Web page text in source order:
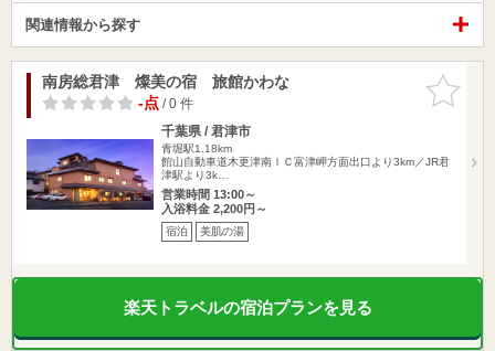
関連情報から探す
お気に入
りに追加
南房総君津 燦美の宿 旅館かわな
-点/ 0 件
千葉県 / 君津市
青堀駅1.18km
館山自動車道木更津南ＩＣ富津岬方面出口より3km／JR君
津駅より3k…
営業時間 13:00～
入浴料金 2,200円～
宿泊 美肌の湯
楽天トラベルの宿泊プランを見る